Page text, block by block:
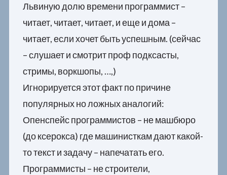
Львиную долю времени программист –
читает, читает, читает, и еще и дома –
читает, если хочет быть успешным. (сейчас
– слушает и смотрит проф подксасты,
стримы, воркшопы, …,)
Игнорируется этот факт по причине
популярных но ложных аналогий:
Опенспейс программистов – не машбюро
(до ксерокса) где машинисткам дают какой-
то текст и задачу – напечатать его.
Программисты – не строители,